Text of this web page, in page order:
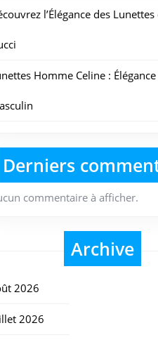
l’Élégance des Lunettes
Homme Celine :
Derniers
commentaire à afficher.
Archive
2026
2026